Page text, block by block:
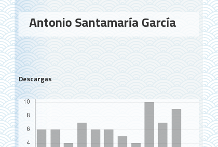
Contenido
principal
del
artículo
Antonio Santamaría García
Descargas